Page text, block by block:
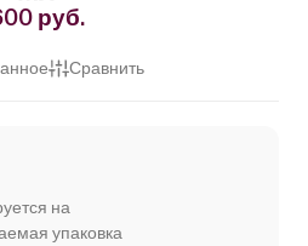
руб.
Сравнить
на
упаковка